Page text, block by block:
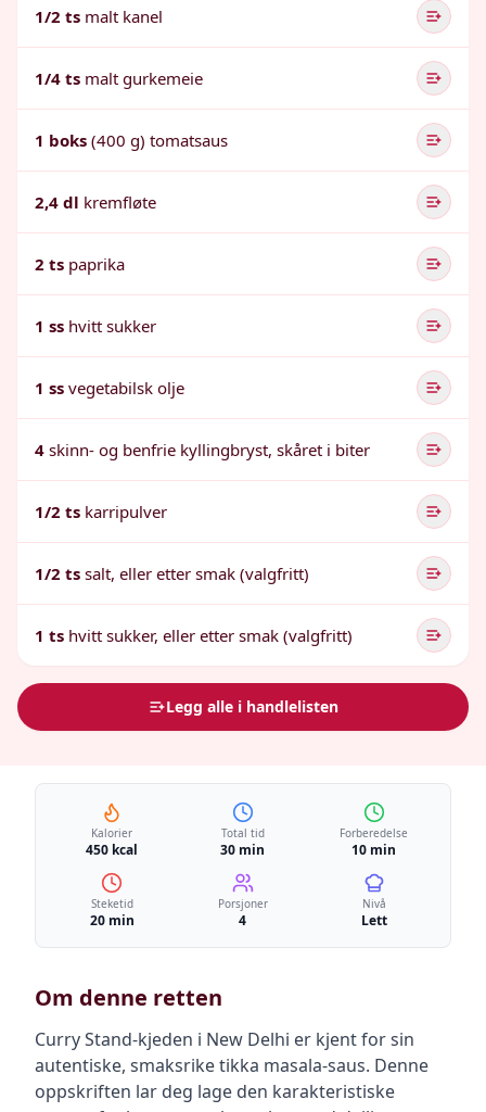
1/2 ts malt kanel
1/4 ts malt gurkemeie
1 boks (400 g) tomatsaus
2,4 dl kremfløte
2 ts paprika
1 ss hvitt sukker
1 ss vegetabilsk olje
4 skinn- og benfrie kyllingbryst, skåret i biter
1/2 ts karripulver
1/2 ts salt, eller etter smak (valgfritt)
1 ts hvitt sukker, eller etter smak (valgfritt)
Legg alle i handlelisten
Kalorier
450 kcal
Total tid
30 min
Forberedelse
10 min
Steketid
20 min
Porsjoner
4
Nivå
Lett
Om denne retten
Curry Stand-kjeden i New Delhi er kjent for sin
autentiske, smaksrike tikka masala-saus. Denne
oppskriften lar deg lage den karakteristiske